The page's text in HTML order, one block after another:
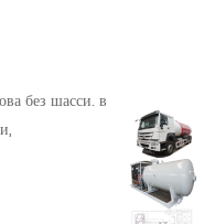
без шасси. в